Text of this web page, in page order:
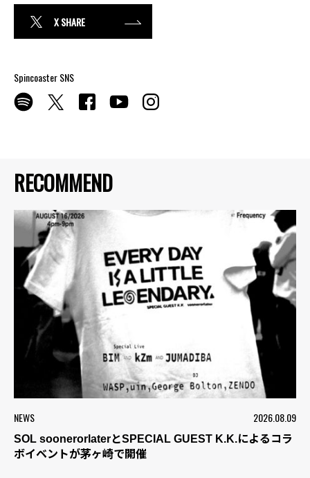
RECOMMEND
NEWS 2026.08.09
SOL soonerorlaterとSPECIAL GUEST K.K.によるコラ
ボイベントが茅ヶ崎で開催
X SHARE
Spincoaster SNS